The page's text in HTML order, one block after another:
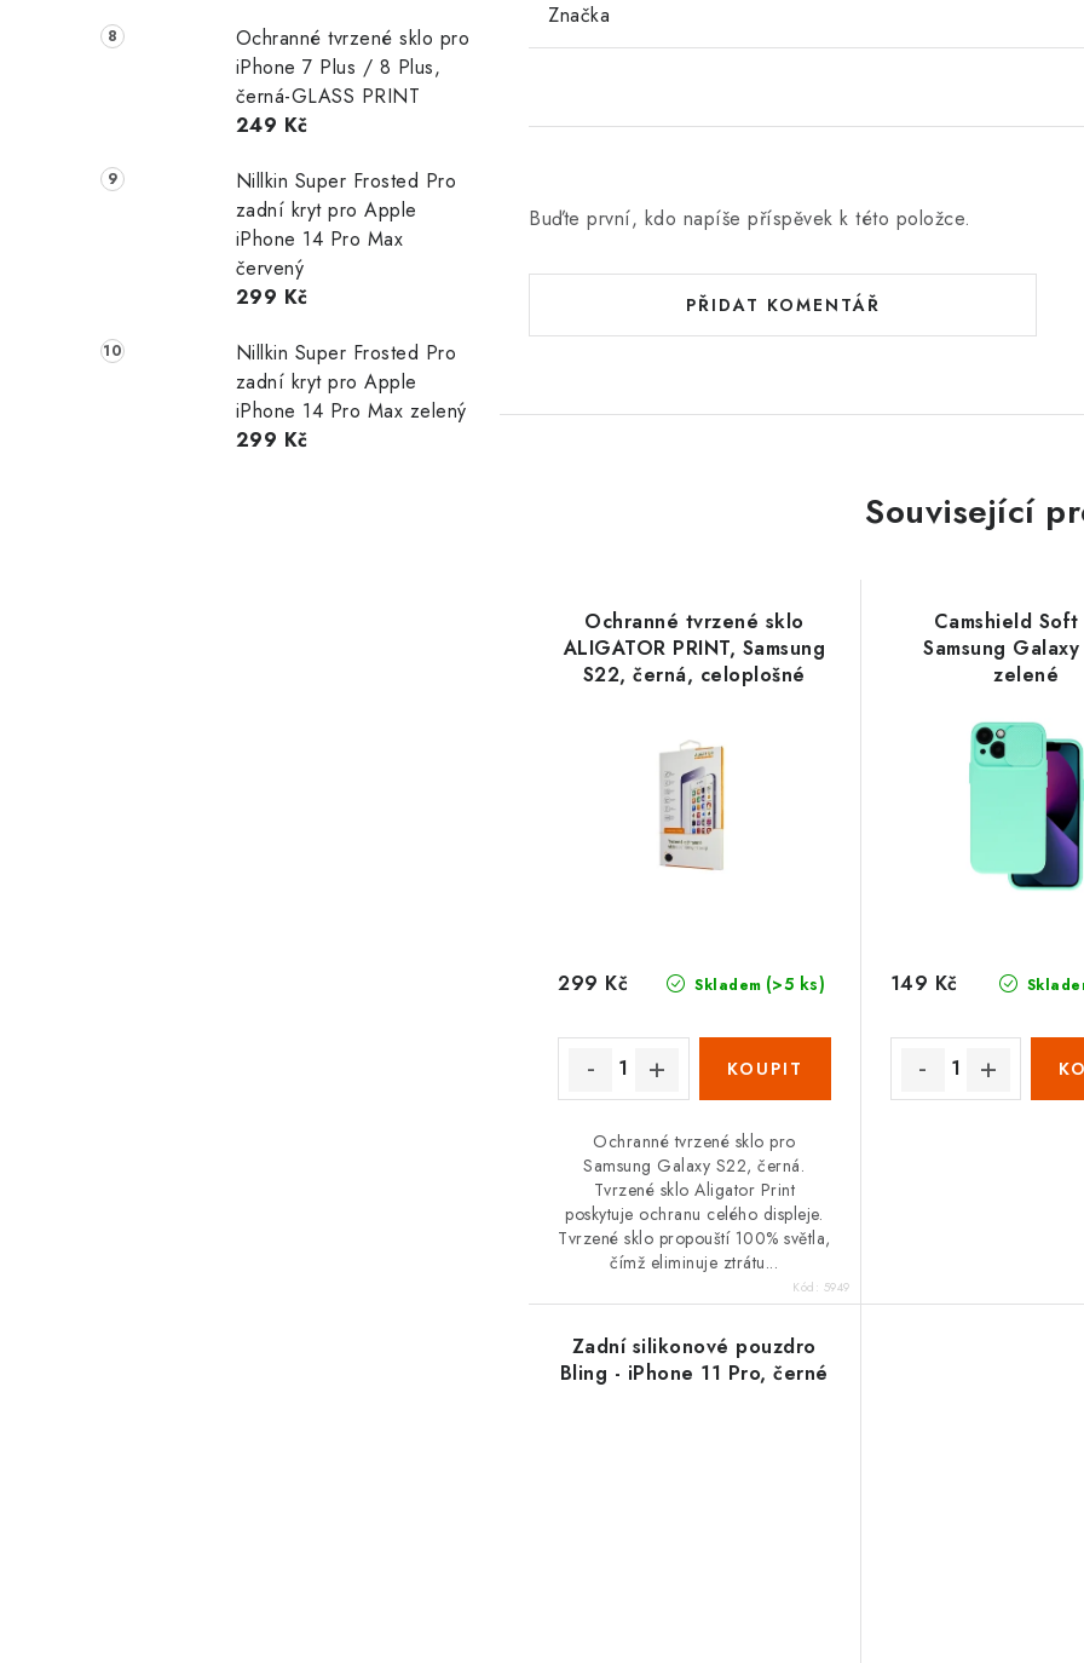
Ochranné tvrzené sklo pro
iPhone 7 Plus / 8 Plus,
černá-GLASS PRINT
249 Kč
Nillkin Super Frosted Pro
zadní kryt pro Apple
iPhone 14 Pro Max
červený
299 Kč
Nillkin Super Frosted Pro
zadní kryt pro Apple
iPhone 14 Pro Max zelený
299 Kč
Značka
Buďte první, kdo napíše příspěvek k této položce.
PŘIDAT KOMENTÁŘ
Související
Ochranné tvrzené sklo
ALIGATOR PRINT, Samsung
S22, černá, celoplošné
Skladem (>5 ks)
299 Kč
Ochranné tvrzené sklo pro
Samsung Galaxy S22, černá.
Tvrzené sklo Aligator Print
poskytuje ochranu celého displeje.
Tvrzené sklo propouští 100% světla,
čímž eliminuje ztrátu...
Kód: 5949
Camshield
Samsung
zelené
149 Kč
Zadní silikonové pouzdro
Bling - iPhone 11 Pro, černé